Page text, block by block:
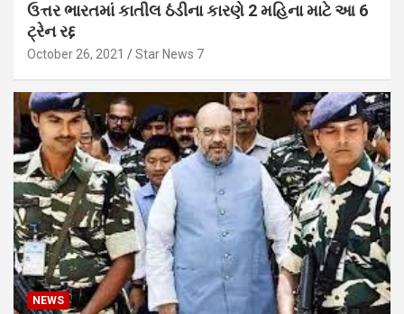
ઉત્તર ભારતમાં કાતીલ ઠંડીના કારણે 2 મહિના માટે આ 6
ટ્રેન રદ્દ
October 26, 2021 Star News 7
NEWS